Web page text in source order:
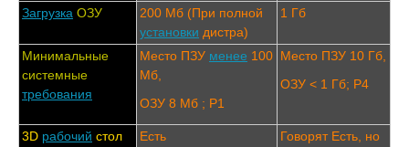
Загрузка ОЗУ
200 Мб (При полной
установки дистра)
1 Гб
Минимальные
системные
требования
Место ПЗУ менее 100
Мб,
ОЗУ 8 Мб ; P1
Место ПЗУ 10 Гб,
ОЗУ < 1 Гб; P4
3D рабочий стол Есть
Говорят Есть, но